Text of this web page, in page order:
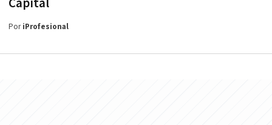
PoriProfesional